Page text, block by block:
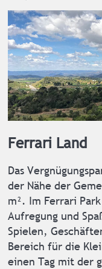
Ferrari Land
Das
der Nähe der
m². Im Ferrari
Aufregung und
Spielen,
Bereich für die
einen Tag mit der